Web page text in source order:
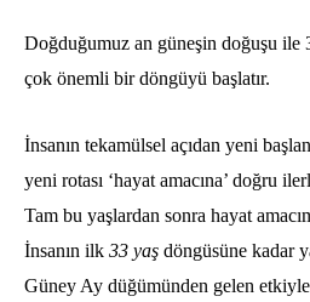
Doğduğumuz an güneşin doğuşu
çok önemli bir döngüyü başlatır.
İnsanın tekamülsel açıdan yeni
yeni rotası ‘hayat amacına’ doğru
Tam bu yaşlardan sonra hayat
İnsanın ilk 33 yaş döngüsüne kadar
Güney Ay düğümünden gelen